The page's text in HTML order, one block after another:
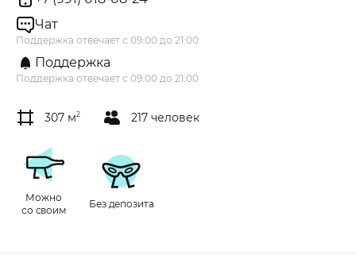
Чат
Поддержка отвечает с 09:00 до 21:00
Поддержка
Поддержка отвечает с 09:00 до 21:00
307 м2 217 человек
Можно
со своим
Без депозита